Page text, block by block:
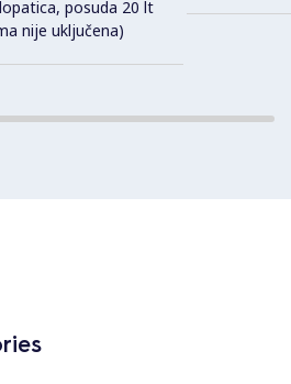
posuda 20 lt
nije uključena)